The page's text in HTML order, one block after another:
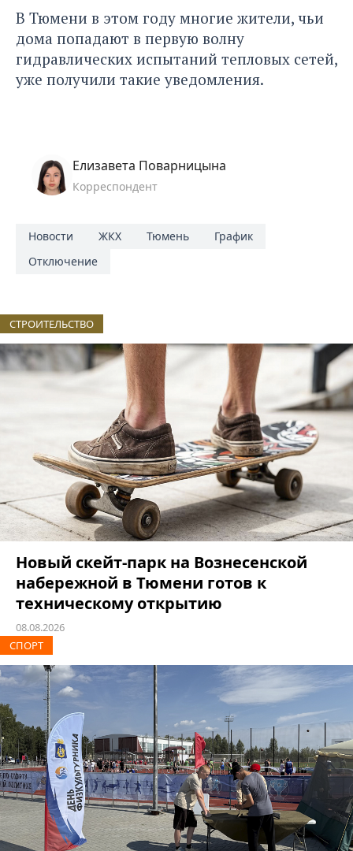
В Тюмени в этом году многие жители, чьи
дома попадают в первую волну
гидравлических испытаний тепловых сетей,
уже получили такие уведомления.
Елизавета Поварницына
Корреспондент
Новости ЖКХ Тюмень
График
Отключение
СТРОИТЕЛЬСТВО
Новый скейт-парк на Вознесенской
набережной в Тюмени готов к
техническому открытию
08.08.2026
СПОРТ